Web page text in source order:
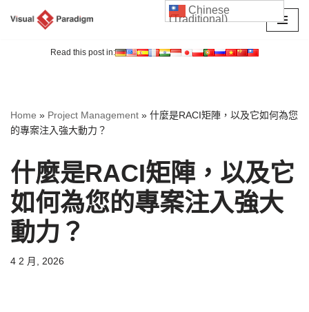
Read this post in:
Home » Project Management » 什麼是RACI矩陣，以及它如何為您
的專案注入強大動力？
什麼是RACI矩陣，以及它
如何為您的專案注入強大
動力？
4 2 月, 2026
Chinese
(Traditional)